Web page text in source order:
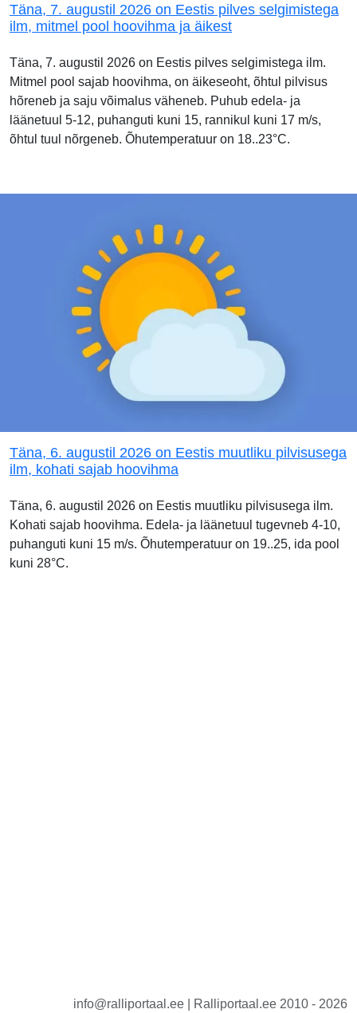
Täna, 7. augustil 2026 on Eestis pilves selgimistega
ilm, mitmel pool hoovihma ja äikest
Täna, 7. augustil 2026 on Eestis pilves selgimistega ilm.
Mitmel pool sajab hoovihma, on äikeseoht, õhtul pilvisus
hõreneb ja saju võimalus väheneb. Puhub edela- ja
läänetuul 5-12, puhanguti kuni 15, rannikul kuni 17 m/s,
õhtul tuul nõrgeneb. Õhutemperatuur on 18..23°C.
Täna, 6. augustil 2026 on Eestis muutliku pilvisusega
ilm, kohati sajab hoovihma
Täna, 6. augustil 2026 on Eestis muutliku pilvisusega ilm.
Kohati sajab hoovihma. Edela- ja läänetuul tugevneb 4-10,
puhanguti kuni 15 m/s. Õhutemperatuur on 19..25, ida pool
kuni 28°C.
info@ralliportaal.ee | Ralliportaal.ee 2010 - 2026